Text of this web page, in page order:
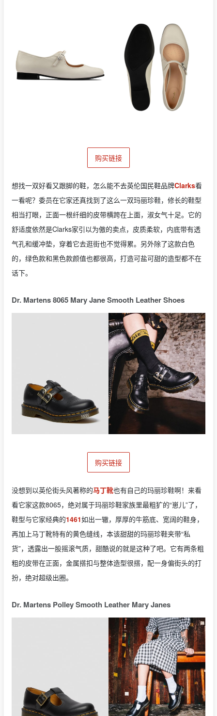
购买链接
想找一双好看又跟脚的鞋，怎么能不去英伦国民鞋品牌Clarks看
一看呢？委员在它家还真找到了这么一双玛丽珍鞋，修长的鞋型
相当打眼，正面一根纤细的皮带横跨在上面，淑女气十足。它的
舒适度依然是Clarks家引以为傲的卖点，皮质柔软，内底带有透
气孔和缓冲垫，穿着它去逛街也不觉得累。另外除了这款白色
的，绿色款和黑色款颜值也都很高，打造可盐可甜的造型都不在
话下。
Dr. Martens 8065 Mary Jane Smooth Leather Shoes
购买链接
没想到以英伦街头风著称的马丁靴也有自己的玛丽珍鞋啊！来看
看它家这款8065，绝对属于玛丽珍鞋家族里最粗犷的“崽儿”了，
鞋型与它家经典的1461如出一辙，厚厚的牛筋底、宽阔的鞋身，
再加上马丁靴特有的黄色缝线，本该甜甜的玛丽珍鞋夹带“私
货”，透露出一股摇滚气质，甜酷说的就是这种了吧。它有两条粗
粗的皮带在正面，金属搭扣与整体造型很搭，配一身偏街头的打
扮，绝对超级出圈。
Dr. Martens Polley Smooth Leather Mary Janes